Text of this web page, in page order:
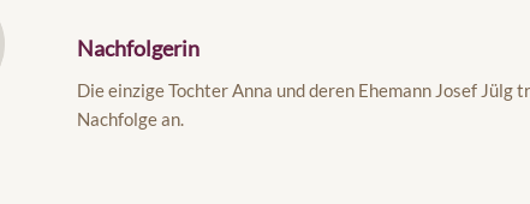
Nachfolgerin
Die einzige Tochter Anna und deren Ehemann Josef Jülg
Nachfolge an.